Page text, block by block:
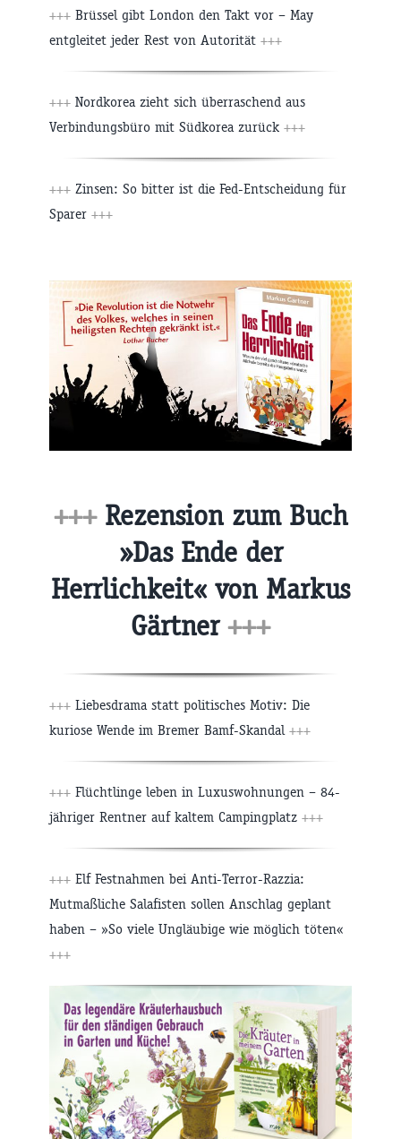
+++ Brüssel gibt London den Takt vor – May
entgleitet jeder Rest von Autorität +++
+++ Nordkorea zieht sich überraschend aus
Verbindungsbüro mit Südkorea zurück +++
+++ Zinsen: So bitter ist die Fed-Entscheidung für
Sparer +++
+++ Rezension zum Buch
»Das Ende der
Herrlichkeit« von Markus
Gärtner+++
+++ Liebesdrama statt politisches Motiv: Die
kuriose Wende im Bremer Bamf-Skandal +++
+++ Flüchtlinge leben in Luxuswohnungen – 84-
jähriger Rentner auf kaltem Campingplatz +++
+++ Elf Festnahmen bei Anti-Terror-Razzia:
Mutmaßliche Salafisten sollen Anschlag geplant
haben – »So viele Ungläubige wie möglich töten«
+++